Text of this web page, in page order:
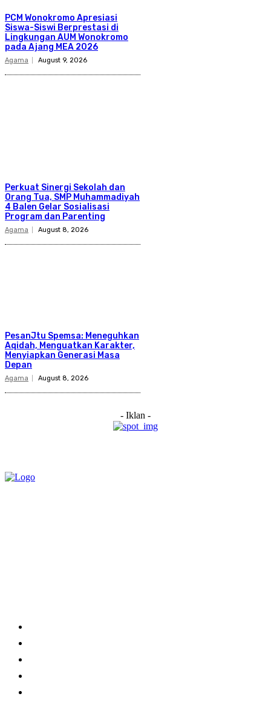
PCM Wonokromo Apresiasi
Siswa-Siswi Berprestasi di
Lingkungan AUM Wonokromo
pada Ajang MEA 2026
Agama August 9, 2026
Perkuat Sinergi Sekolah dan
Orang Tua, SMP Muhammadiyah
4 Balen Gelar Sosialisasi
Program dan Parenting
Agama August 8, 2026
PesanJtu Spemsa: Meneguhkan
Aqidah, Menguatkan Karakter,
Menyiapkan Generasi Masa
Depan
Agama August 8, 2026
- Iklan -